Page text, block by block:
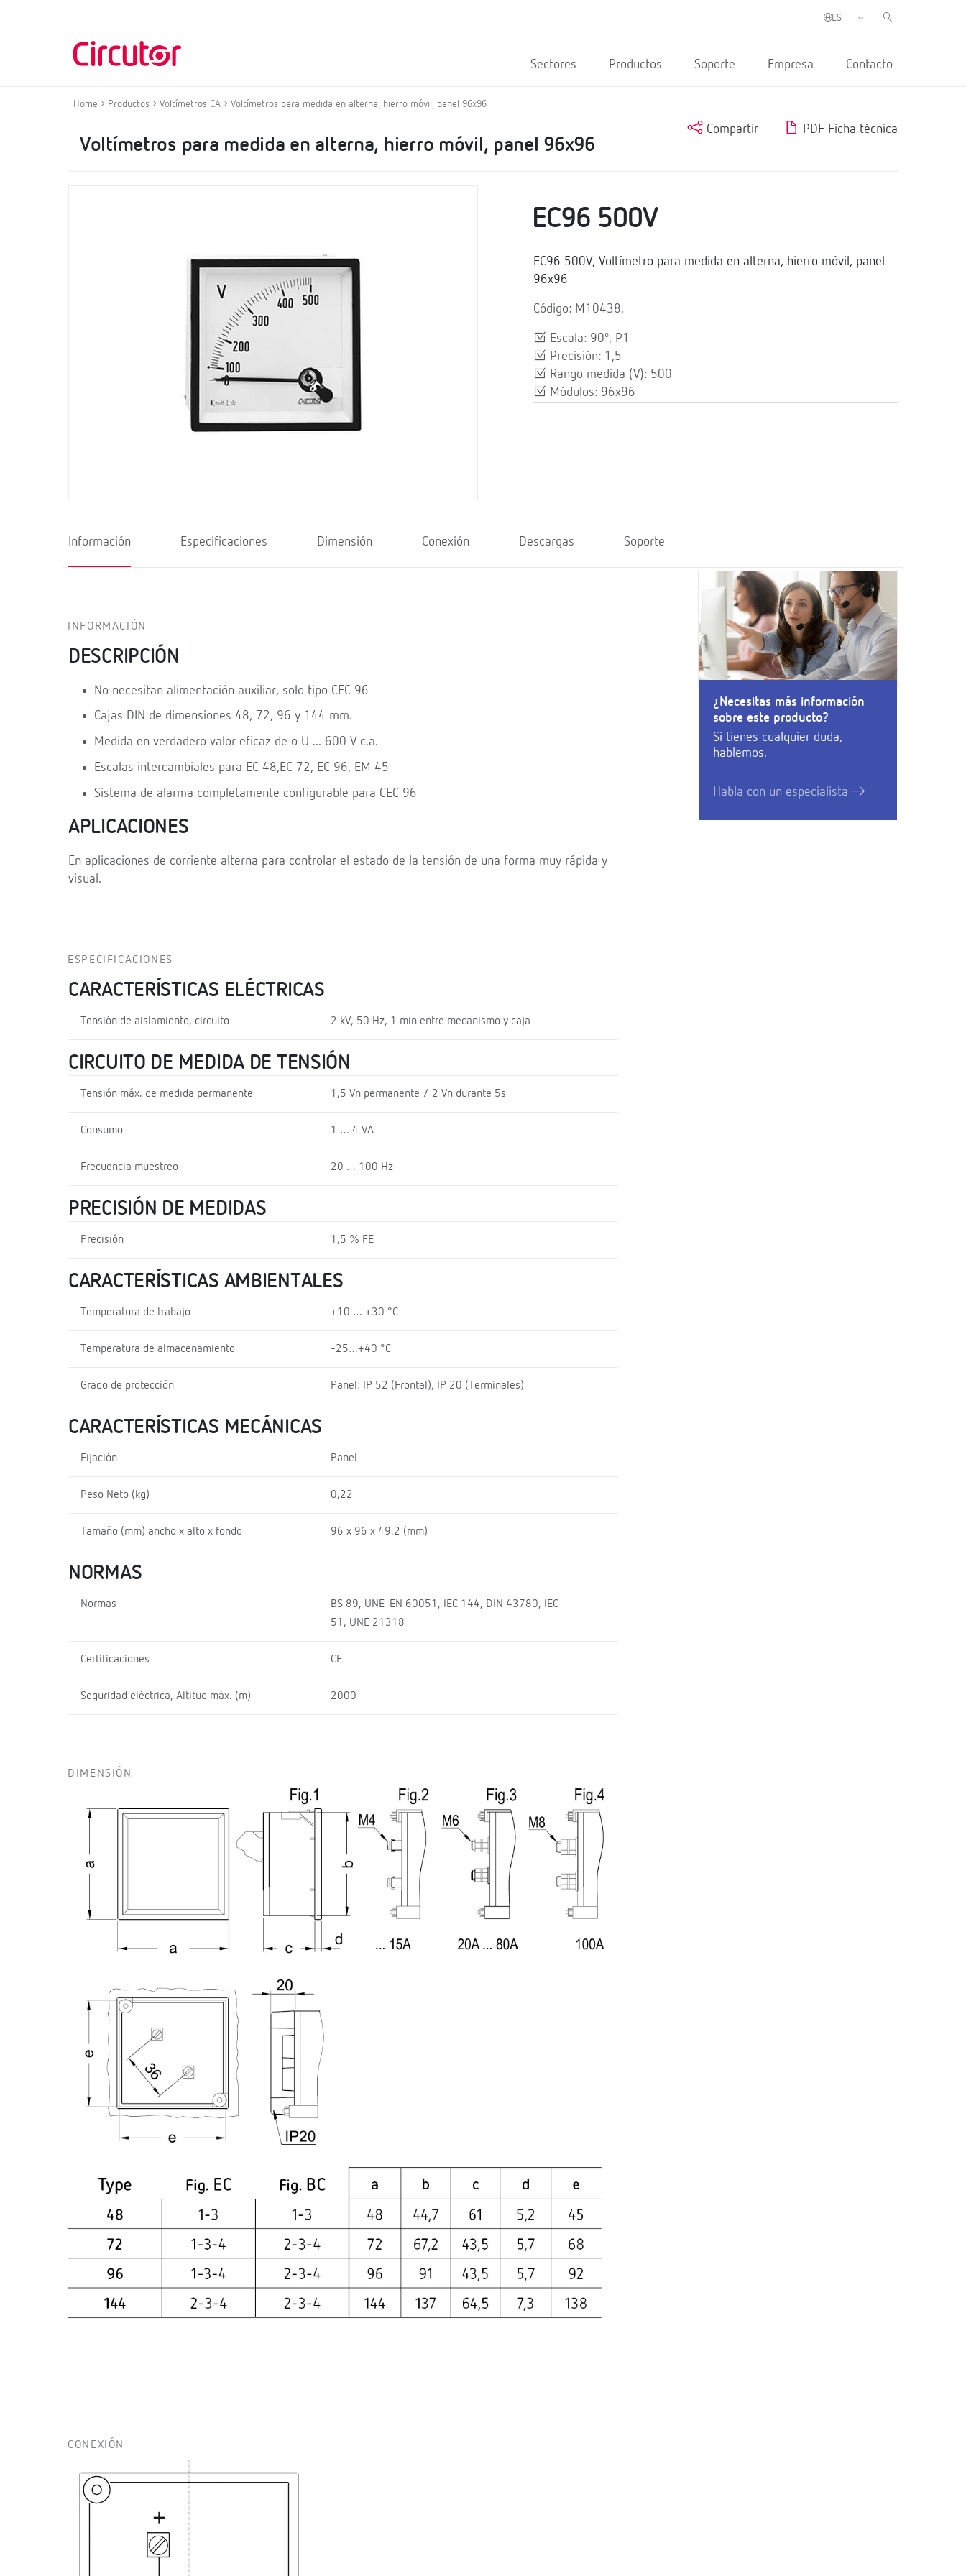
Sectores Productos Soporte Empresa Contacto
Home Productos Voltímetros CA Voltímetros para medida en alterna, hierro móvil, panel 96x96
Voltímetros para medida en alterna, hierro móvil, panel 96x96
Compartir PDF Ficha técnica
EC96 500V
EC96 500V, Voltímetro para medida en alterna, hierro móvil, panel
96x96
Código: M10438.
Escala: 90º, P1
Precisión: 1,5
Rango medida (V): 500
Módulos: 96x96
Información Especificaciones Dimensión Conexión Descargas Soporte
INFORMACIÓN
DESCRIPCIÓN
No necesitan alimentación auxiliar, solo tipo CEC 96
Cajas DIN de dimensiones 48, 72, 96 y 144 mm.
Medida en verdadero valor eficaz de o U ... 600 V c.a.
Escalas intercambiales para EC 48,EC 72, EC 96, EM 45
Sistema de alarma completamente configurable para CEC 96
APLICACIONES
En aplicaciones de corriente alterna para controlar el estado de la tensión de una forma muy rápida y
visual.
¿Necesitas más información
sobre este producto?
Si tienes cualquier duda,
hablemos.
Habla con un especialista
ESPECIFICACIONES
CARACTERÍSTICAS ELÉCTRICAS
Tensión de aislamiento, circuito 2 kV, 50 Hz, 1 min entre mecanismo y caja
CIRCUITO DE MEDIDA DE TENSIÓN
Tensión máx. de medida permanente 1,5 Vn permanente / 2 Vn durante 5s
Consumo 1 … 4 VA
Frecuencia muestreo 20 … 100 Hz
PRECISIÓN DE MEDIDAS
Precisión 1,5 % FE
CARACTERÍSTICAS AMBIENTALES
Temperatura de trabajo +10 … +30 °C
Temperatura de almacenamiento -25…+40 °C
Grado de protección Panel: IP 52 (Frontal), IP 20 (Terminales)
CARACTERÍSTICAS MECÁNICAS
Fijación Panel
Peso Neto (kg) 0,22
Tamaño (mm) ancho x alto x fondo 96 x 96 x 49.2 (mm)
NORMAS
Normas
BS 89, UNE-EN 60051, IEC 144, DIN 43780, IEC
51, UNE 21318
Certificaciones CE
Seguridad eléctrica, Altitud máx. (m) 2000
DIMENSIÓN
CONEXIÓN